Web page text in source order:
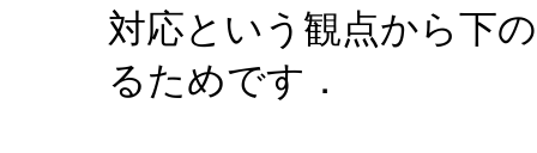
対応という観点から下
るためです．